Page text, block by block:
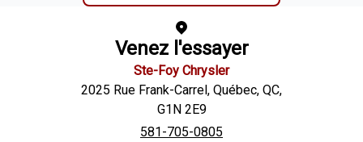
Venez l'essayer
Ste-Foy Chrysler
2025 Rue Frank-Carrel, Québec, QC,
G1N 2E9
581-705-0805